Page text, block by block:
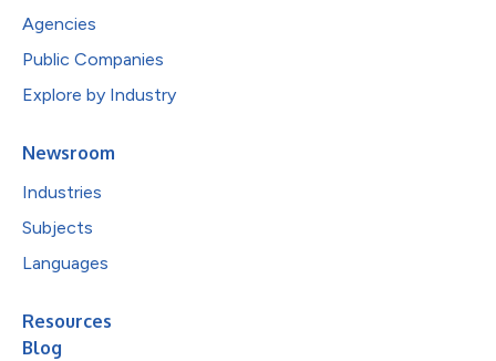
Agencies
Public Companies
Explore by Industry
Newsroom
Industries
Subjects
Languages
Resources
Blog